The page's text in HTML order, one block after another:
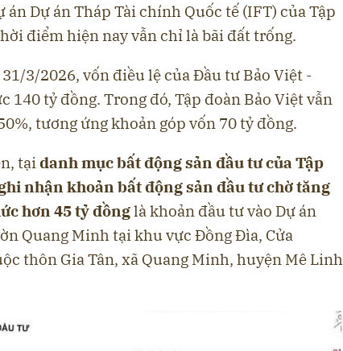
án Dự án Tháp Tài chính Quốc tế (IFT) của Tập
điểm hiện nay vẫn chỉ là bãi đất trống.
3/2026, vốn điều lệ của Đầu tư Bảo Việt -
140 tỷ đồng. Trong đó, Tập đoàn Bảo Việt vẫn
tương ứng khoản góp vốn 70 tỷ đồng.
tại danh mục bất động sản đầu tư của Tập
nhận khoản bất động sản đầu tư chờ tăng
hơn 45 tỷ đồnglà khoản đầu tư vào Dự án
Quang Minh tại khu vực Đồng Đìa, Cửa
thôn Gia Tân, xã Quang Minh, huyện Mê Linh